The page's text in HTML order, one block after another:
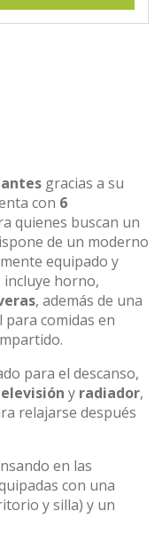
gracias a su
con 6
quienes buscan un
de un moderno
equipado y
incluye horno,
, además de una
para comidas en
para el descanso,
y radiador,
relajarse después
en las
con una
y silla) y un